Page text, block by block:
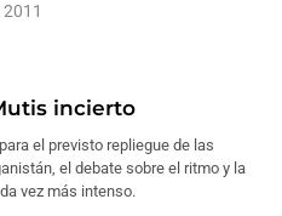
incierto
el previsto repliegue de las
el debate sobre el ritmo y la
vez más intenso.